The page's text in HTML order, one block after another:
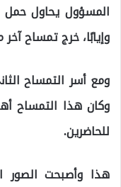
المسؤول يحاول حمل
وإيابًا، خرج تمساح
ومع أسر التمساح
وكان هذا التمساح
للحاضرين.
هذا وأصبحت الصور